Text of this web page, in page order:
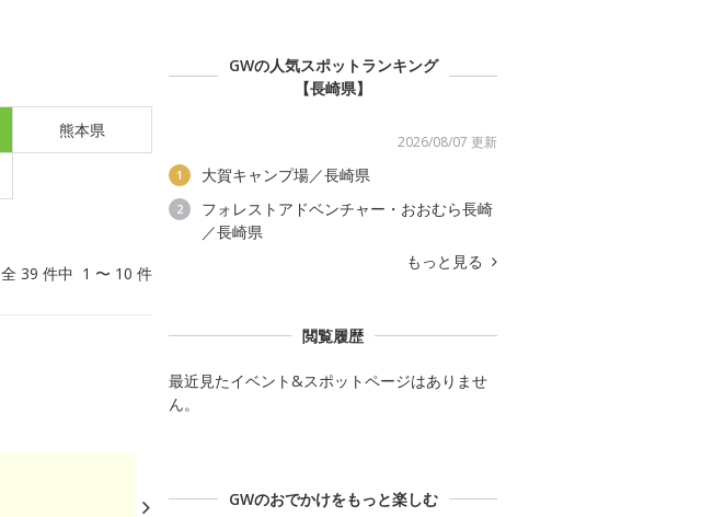
熊本県
全 39 件中 1 〜 10 件
GWの人気スポットランキング
【長崎県】
2026/08/07 更新
1 大賀キャンプ場／長崎県
2
フォレストアドベンチャー・おおむら長崎
／長崎県
もっと見る
閲覧履歴
最近見たイベント&スポットページはありませ
ん。
GWのおでかけをもっと楽しむ